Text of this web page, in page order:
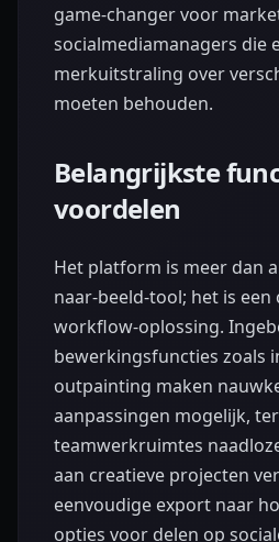
game-changer voor
socialmediamanagers die
merkuitstraling over
moeten behouden.
Belangrijkste
voordelen
Het platform is meer dan
naar-beeld-tool; het is een
workflow-oplossing.
bewerkingsfuncties zoals
outpainting maken
aanpassingen mogelijk,
teamwerkruimtes
aan creatieve projecten
eenvoudige export naar
opties voor delen op